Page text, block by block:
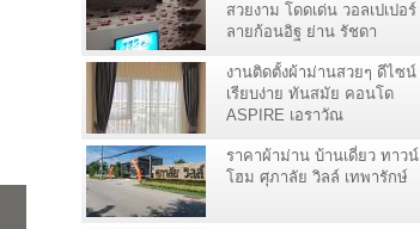
สวยงาม โดดเด่น วอลเปเปอร์
ลายก้อนอิฐ ย่าน รัชดา
งานติดตั้งผ้าม่านสวยๆ ดีไซน์
เรียบง่าย ทันสมัย คอนโด
ASPIRE เอราวัณ
ราคาผ้าม่าน บ้านเดี่ยว ทาวน์
โฮม ศุภาลัย วิลล์ เทพารักษ์